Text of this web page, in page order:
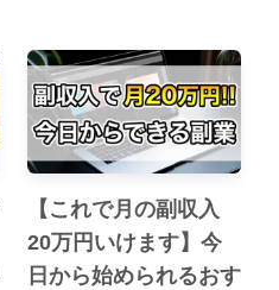
【これで月の副収入
20万円いけます】今
日から始められるおす